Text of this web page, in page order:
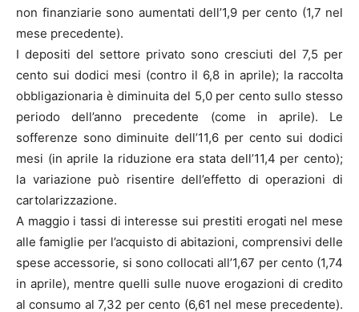
non finanziarie sono aumentati dell’1,9 per cento (1,7 nel
mese precedente).
I depositi del settore privato sono cresciuti del 7,5 per
cento sui dodici mesi (contro il 6,8 in aprile); la raccolta
obbligazionaria è diminuita del 5,0 per cento sullo stesso
periodo dell’anno precedente (come in aprile). Le
sofferenze sono diminuite dell’11,6 per cento sui dodici
mesi (in aprile la riduzione era stata dell’11,4 per cento);
la variazione può risentire dell’effetto di operazioni di
cartolarizzazione.
A maggio i tassi di interesse sui prestiti erogati nel mese
alle famiglie per l’acquisto di abitazioni, comprensivi delle
spese accessorie, si sono collocati all’1,67 per cento (1,74
in aprile), mentre quelli sulle nuove erogazioni di credito
al consumo al 7,32 per cento (6,61 nel mese precedente).